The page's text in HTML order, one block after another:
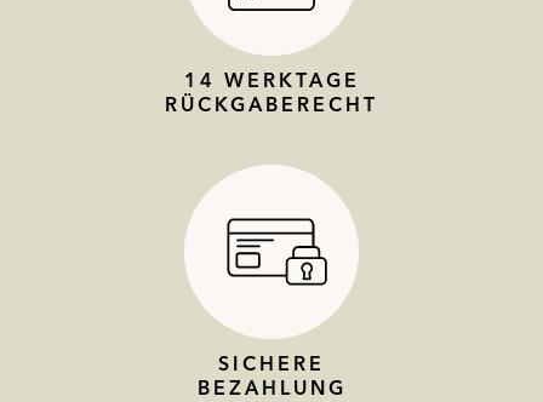
14 WERKTAGE
RÜCKGABERECHT
SICHERE
BEZAHLUNG